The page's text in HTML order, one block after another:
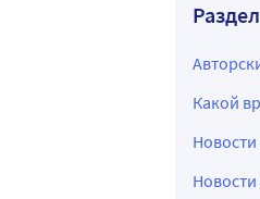
Какой